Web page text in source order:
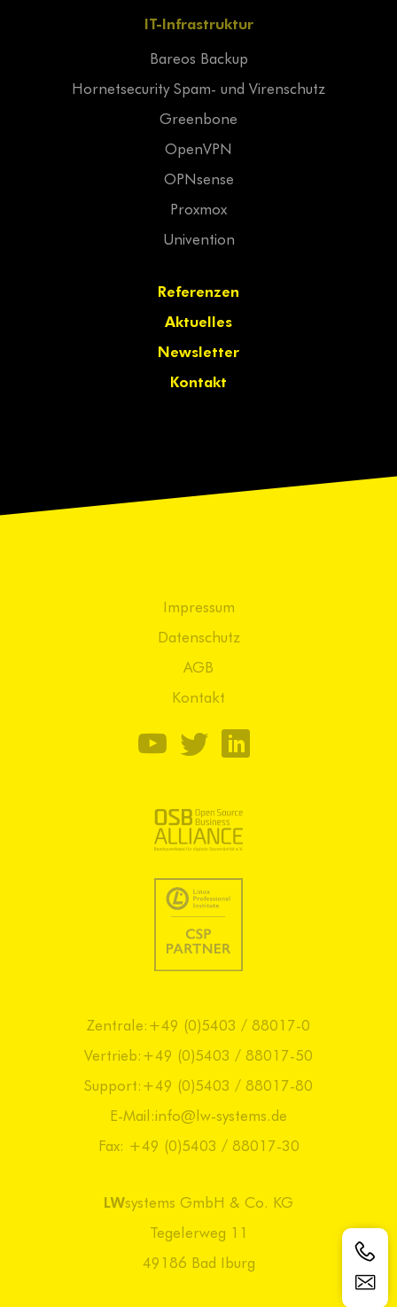
IT-Infrastruktur
Bareos Backup
Hornetsecurity Spam- und Virenschutz
Greenbone
OpenVPN
OPNsense
Proxmox
Univention
Referenzen
Aktuelles
Newsletter
Kontakt
Impressum
Datenschutz
AGB
Kontakt
Zentrale:+49 (0)5403 / 88017-0
Vertrieb:+49 (0)5403 / 88017-50
Support:+49 (0)5403 / 88017-80
E-Mail:info@lw-systems.de
Fax: +49 (0)5403 / 88017-30
LWsystems GmbH & Co. KG
Tegelerweg 11
49186 Bad Iburg